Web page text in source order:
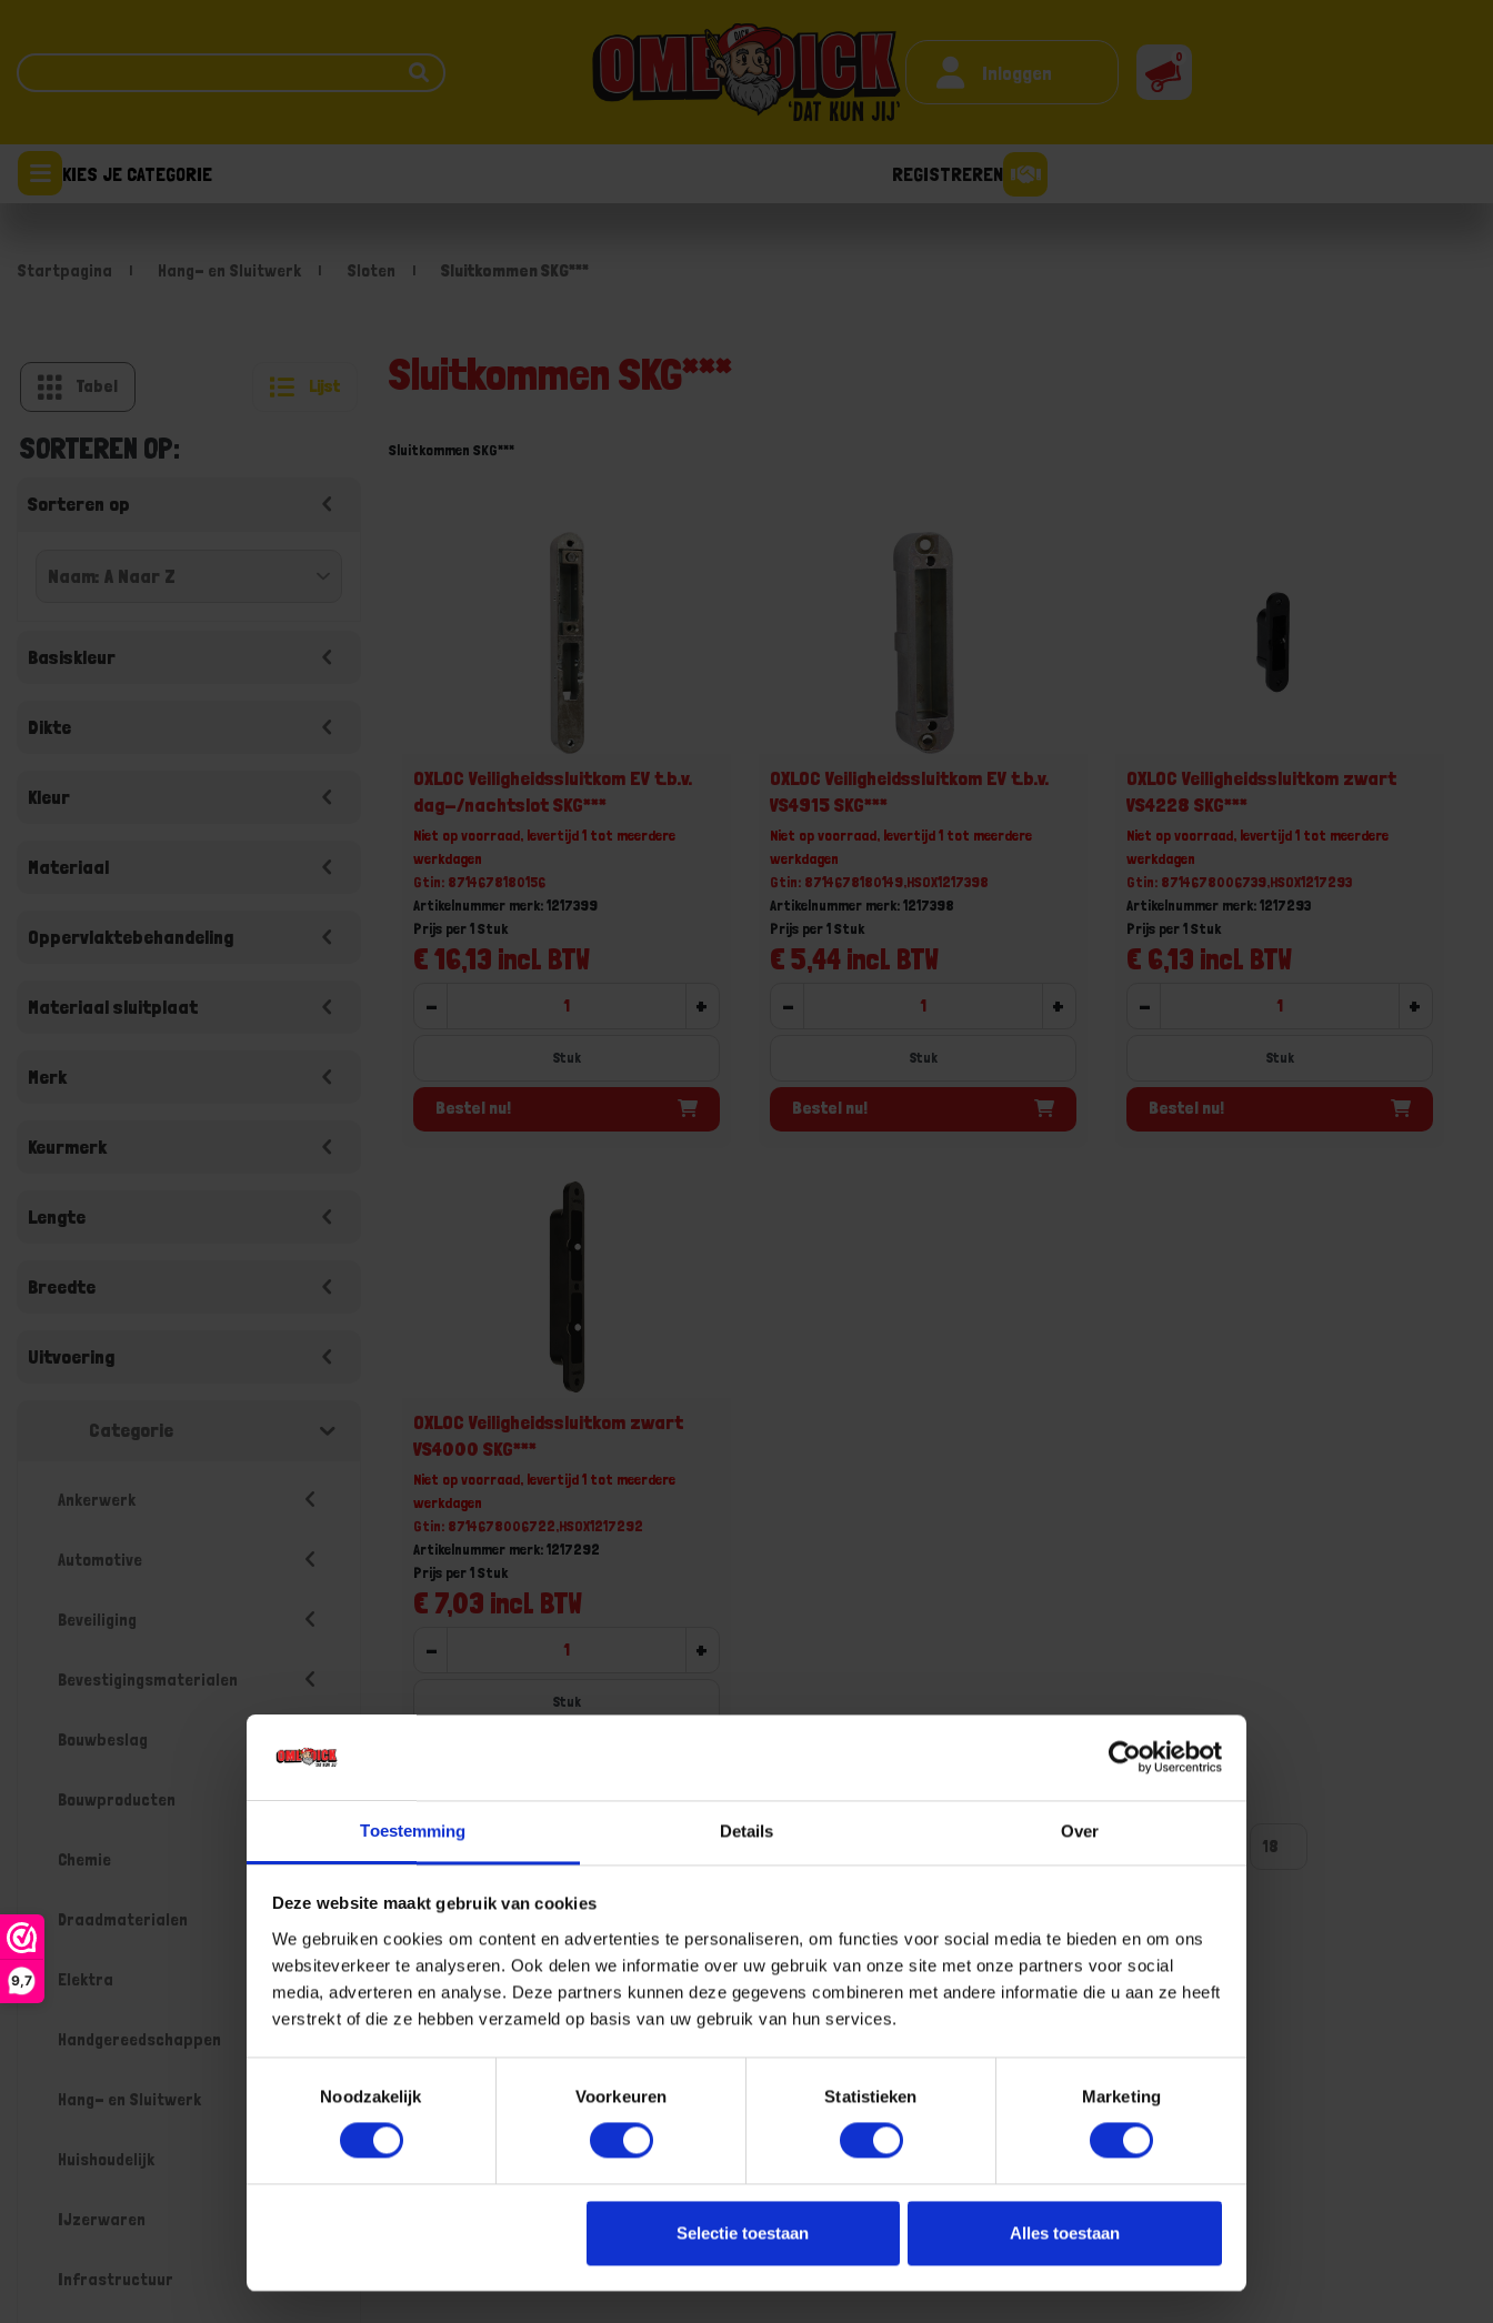
Toestemming Details Over
Deze website maakt gebruik van cookies
We gebruiken cookies om content en advertenties te personaliseren, om functies voor social media te bieden en om ons
websiteverkeer te analyseren. Ook delen we informatie over uw gebruik van onze site met onze partners voor social
media, adverteren en analyse. Deze partners kunnen deze gegevens combineren met andere informatie die u aan ze heeft
verstrekt of die ze hebben verzameld op basis van uw gebruik van hun services.
Noodzakelijk
Voorkeuren Statistieken Marketing
Selectie toestaan Alles toestaan
9,7
Inloggen
0
KIES JE CATEGORIE REGISTREREN
Startpagina Hang- en Sluitwerk Sloten Sluitkommen SKG***
Tabel Lijst
SORTEREN OP:
Sorteren op
Basiskleur
Dikte
Kleur
Materiaal
Oppervlaktebehandeling
Materiaal sluitplaat
Merk
Keurmerk
Lengte
Breedte
Uitvoering
Categorie
Ankerwerk
Automotive
Beveiliging
Bevestigingsmaterialen
Bouwbeslag
Bouwproducten
Chemie
Draadmaterialen
Elektra
Handgereedschappen
Hang- en Sluitwerk
Huishoudelijk
IJzerwaren
Infrastructuur
Sluitkommen SKG***
Sluitkommen SKG***
OXLOC Veiligheidssluitkom EV t.b.v.
dag-/nachtslot SKG***
Niet op voorraad, levertijd 1 tot meerdere
werkdagen
Gtin: 8714678180156
Artikelnummer merk: 1217399
€ 16,13 incl. BTW
Prijs per 1 Stuk
- +
Stuk
Bestel nu!
OXLOC Veiligheidssluitkom EV t.b.v.
VS4915 SKG***
Niet op voorraad, levertijd 1 tot meerdere
werkdagen
Gtin: 8714678180149,HSOX1217398
Artikelnummer merk: 1217398
€ 5,44 incl. BTW
Prijs per 1 Stuk
- +
Stuk
Bestel nu!
OXLOC Veiligheidssluitkom zwart
VS4228 SKG***
Niet op voorraad, levertijd 1 tot meerdere
werkdagen
Gtin: 8714678006739,HSOX1217293
Artikelnummer merk: 1217293
€ 6,13 incl. BTW
Prijs per 1 Stuk
- +
Stuk
Bestel nu!
OXLOC Veiligheidssluitkom zwart
VS4000 SKG***
Niet op voorraad, levertijd 1 tot meerdere
werkdagen
Gtin: 8714678006722,HSOX1217292
Artikelnummer merk: 1217292
€ 7,03 incl. BTW
Prijs per 1 Stuk
- +
Stuk